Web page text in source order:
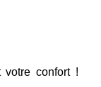
votre confort !